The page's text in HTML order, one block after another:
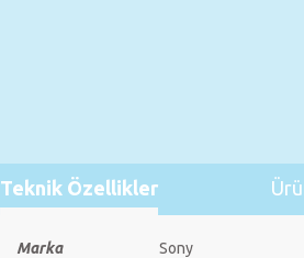
Teknik Özellikler
Marka Sony